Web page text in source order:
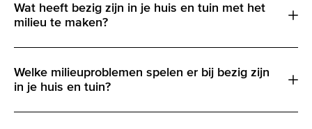
Wat heeft bezig zijn in je huis en tuin met het
milieu te maken?
Welke milieuproblemen spelen er bij bezig zijn
in je huis en tuin?